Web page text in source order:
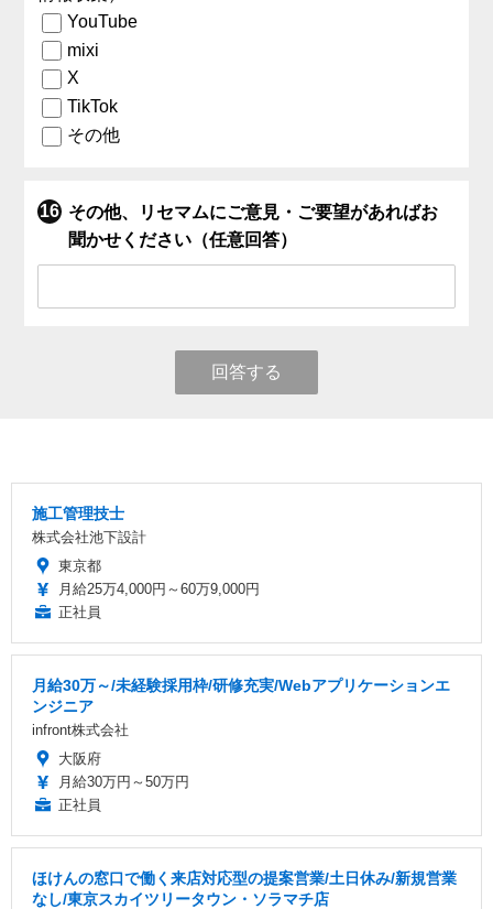
YouTube
mixi
X
TikTok
その他
その他、リセマムにご意見・ご要望があればお
聞かせください（任意回答）
回答する
施工管理技士
株式会社池下設計
東京都
月給25万4,000円～60万9,000円
正社員
月給30万～/未経験採用枠/研修充実/Webアプリケーションエ
ンジニア
infront株式会社
大阪府
月給30万円～50万円
正社員
ほけんの窓口で働く来店対応型の提案営業/土日休み/新規営業
なし/東京スカイツリータウン・ソラマチ店